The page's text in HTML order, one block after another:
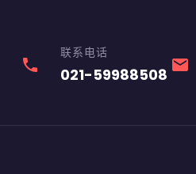
phone
联系电话
021-59988508 email